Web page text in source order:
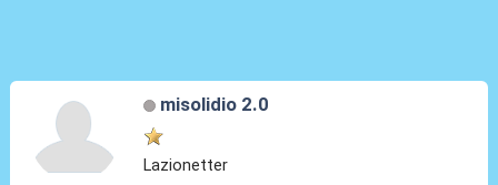
misolidio 2.0
Lazionetter